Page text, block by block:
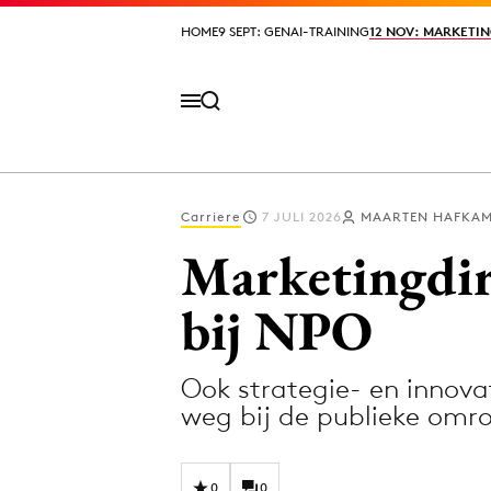
HOME9 SEPT: GENAI-TRAINING12 NOV:
HOME9 SEPT: GENAI-TRAINING12 NOV:
Design
Digital
Carriere 7 JULI 2026 MAARTEN
bij NPO
Ook strategie- en
weg bij de publieke
0 0